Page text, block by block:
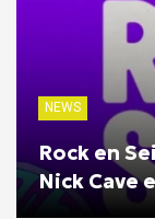
NEWS
Rock en
Nick Cave